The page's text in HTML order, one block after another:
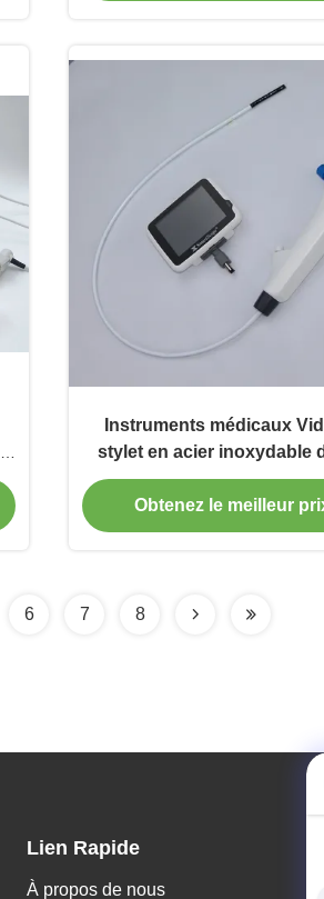
Instruments médicaux
stylet en acier inoxydable
mm
Obtenez le meilleur
6 7 8
Lien Rapide
À propos de nous